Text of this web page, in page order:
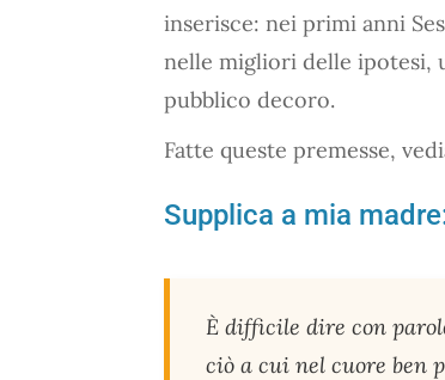
inserisce: nei primi anni
nelle migliori delle ipotesi,
pubblico decoro.
Fatte queste premesse,
Supplica a mia
È difficile dire con
ciò a cui nel cuore ben